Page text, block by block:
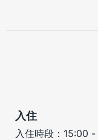
入住
入住時段：15:00